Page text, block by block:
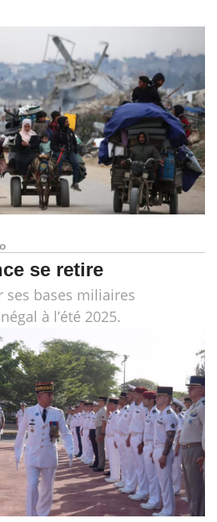
se retire
ses bases miliaires
à l’été 2025.